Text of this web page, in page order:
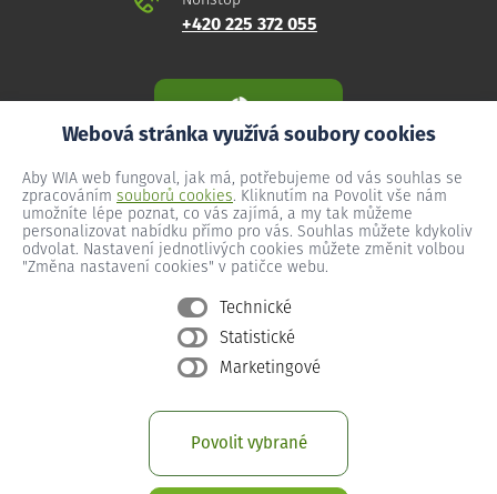
Webová stránka využívá soubory cookies
Aby WIA web fungoval, jak má, potřebujeme od vás souhlas se
zpracováním souborů cookies. Kliknutím na Povolit vše nám
umožníte lépe poznat, co vás zajímá, a my tak můžeme
personalizovat nabídku přímo pro vás. Souhlas můžete kdykoliv
odvolat. Nastavení jednotlivých cookies můžete změnit volbou
"Změna nastavení cookies" v patičce webu.
Technické
Statistické
Marketingové
Povolit vybrané
+420 225 372 055
Všeobecné podmínky
Ochrana osobních údajů
Změna nastavení cookies
Provozní podmínky předplacený internet
Provozní podmínky WIA Optika